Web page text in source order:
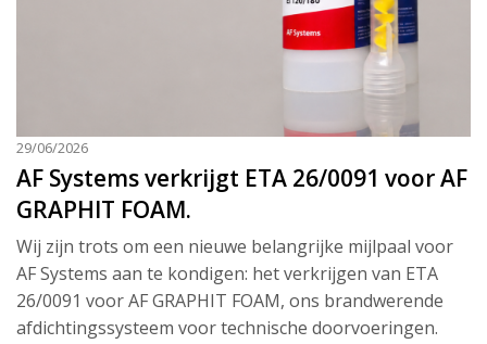
29/06/2026
AF Systems verkrijgt ETA 26/0091 voor AF
GRAPHIT FOAM.
Wij zijn trots om een nieuwe belangrijke mijlpaal voor
AF Systems aan te kondigen: het verkrijgen van ETA
26/0091 voor AF GRAPHIT FOAM, ons brandwerende
afdichtingssysteem voor technische doorvoeringen.